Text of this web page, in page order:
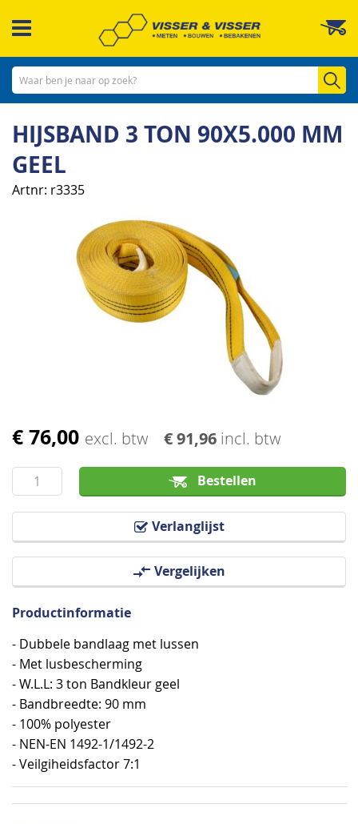
naar
inhoud
HIJSBAND 3 TON 90X5.000 MM
GEEL
Artnr r3335
€ 76,00 excl. btw € 91,96 incl. btw
Bestellen
Verlanglijst
Vergelijken
Ga
het
begin
van
Productinformatie
- Dubbele bandlaag met lussen
- Met lusbescherming
- W.L.L: 3 ton Bandkleur geel
- Bandbreedte: 90 mm
- 100% polyester
- NEN-EN 1492-1/1492-2
- Veilgiheidsfactor 7:1